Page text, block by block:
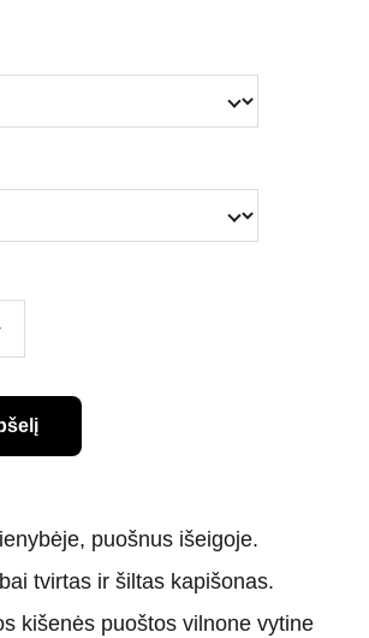
puošnus išeigoje.
tvirtas ir šiltas kapišonas.
kišenės puoštos vilnone vytine